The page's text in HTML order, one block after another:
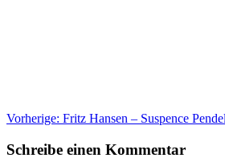
Beitragsnavigation
Vorherige: Fritz Hansen – Suspence
Schreibe einen Kommentar